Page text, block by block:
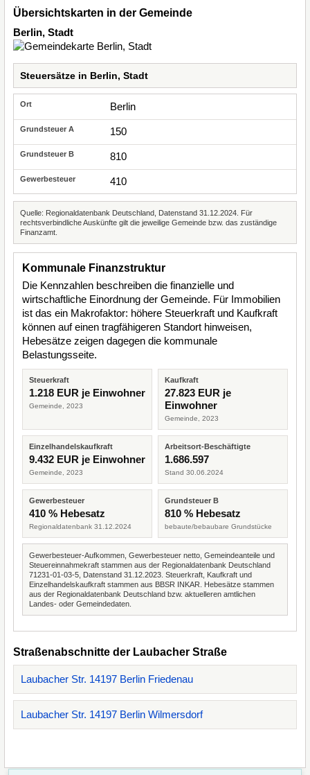
Übersichtskarten in der Gemeinde
Berlin, Stadt
Steuersätze in Berlin, Stadt
Berlin
150
810
410
Quelle: Regionaldatenbank Deutschland, Datenstand 31.12.2024. Für
rechtsverbindliche Auskünfte gilt die jeweilige Gemeinde bzw. das zuständige
Finanzamt.
Kommunale Finanzstruktur
Die Kennzahlen beschreiben die finanzielle und
wirtschaftliche Einordnung der Gemeinde. Für Immobilien
ist das ein Makrofaktor: höhere Steuerkraft und Kaufkraft
können auf einen tragfähigeren Standort hinweisen,
Hebesätze zeigen dagegen die kommunale
Belastungsseite.
Steuerkraft
1.218 EUR je Einwohner
Gemeinde, 2023
Kaufkraft
27.823 EUR je
Einwohner
Gemeinde, 2023
Einzelhandelskaufkraft
9.432 EUR je Einwohner
Gemeinde, 2023
Arbeitsort-Beschäftigte
1.686.597
Stand 30.06.2024
Gewerbesteuer
410 % Hebesatz
Regionaldatenbank 31.12.2024
Grundsteuer B
810 % Hebesatz
bebaute/bebaubare Grundstücke
Gewerbesteuer-Aufkommen, Gewerbesteuer netto, Gemeindeanteile und
Steuereinnahmekraft stammen aus der Regionaldatenbank Deutschland
71231-01-03-5, Datenstand 31.12.2023. Steuerkraft, Kaufkraft und
Einzelhandelskaufkraft stammen aus BBSR INKAR. Hebesätze stammen
aus der Regionaldatenbank Deutschland bzw. aktuelleren amtlichen
Landes- oder Gemeindedaten.
Straßenabschnitte der Laubacher Straße
Laubacher Str. 14197 Berlin Friedenau
Laubacher Str. 14197 Berlin Wilmersdorf